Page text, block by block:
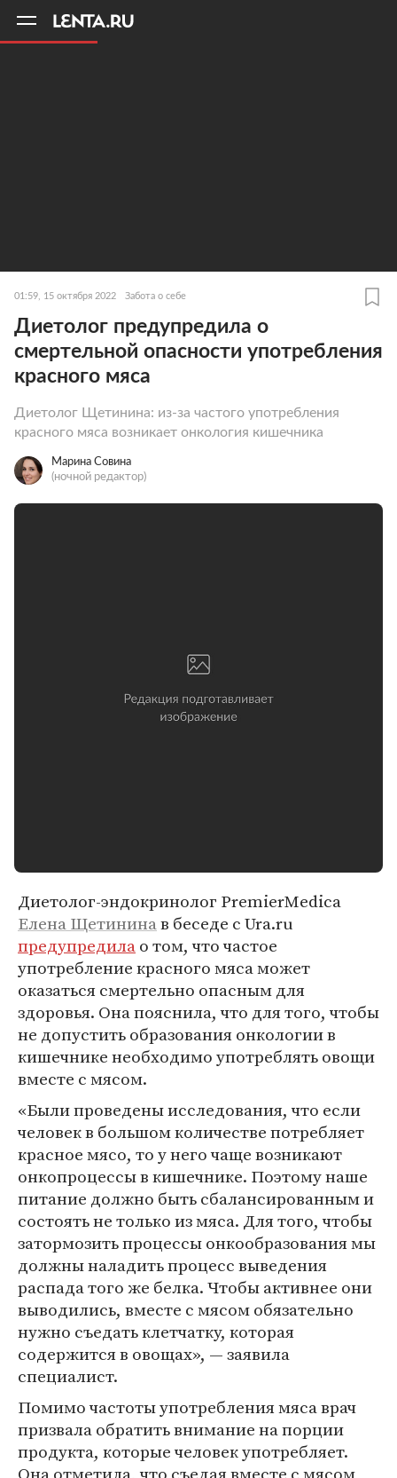
01:59, 15 октября 2022 Забота о себе
Диетолог предупредила о
смертельной опасности употребления
красного мяса
Диетолог Щетинина: из-за частого употребления
красного мяса возникает онкология кишечника
Марина Совина
(ночной редактор)
Диетолог-эндокринолог PremierMedica
Елена Щетининав беседе с Ura.ru
предупредилао том, что частое
употребление красного мяса может
оказаться смертельно опасным для
здоровья. Она пояснила, что для того, чтобы
не допустить образования онкологии в
кишечнике необходимо употреблять овощи
вместе с мясом.
«Были проведены исследования, что если
человек в большом количестве потребляет
красное мясо, то у него чаще возникают
онкопроцессы в кишечнике. Поэтому наше
питание должно быть сбалансированным и
состоять не только из мяса. Для того, чтобы
затормозить процессы онкообразования мы
должны наладить процесс выведения
распада того же белка. Чтобы активнее они
выводились, вместе с мясом обязательно
нужно съедать клетчатку, которая
содержится в овощах», — заявила
специалист.
Помимо частоты употребления мяса врач
призвала обратить внимание на порции
продукта, которые человек употребляет.